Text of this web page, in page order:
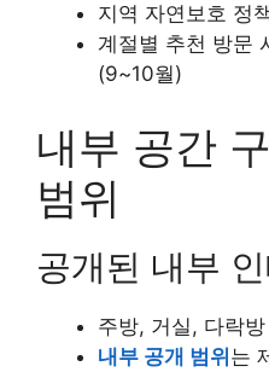
지역 자연보호 정
계절별 추천 방문
(9~10월)
내부 공간
범위
공개된 내부
주방, 거실, 다락
내부 공개 범위는